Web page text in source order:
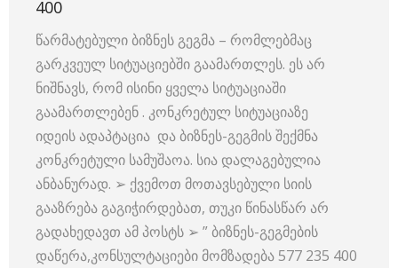
400
წარმატებული ბიზნეს გეგმა – რომლებმაც
გარკვეულ სიტუაციებში გაამართლეს. ეს არ
ნიშნავს, რომ ისინი ყველა სიტუაციაში
გაამართლებენ . კონკრეტულ სიტუაციაზე
იდეის ადაპტაცია და ბიზნეს-გეგმის შექმნა
კონკრეტული სამუშაოა. სია დალაგებულია
ანბანურად. ➢ ქვემოთ მოთავსებული სიის
გააზრება გაგიჭირდებათ, თუკი წინასწარ არ
გადახედავთ ამ პოსტს ➢ ” ბიზნეს-გეგმების
დაწერა,კონსულტაციები მომზადება 577 235 400